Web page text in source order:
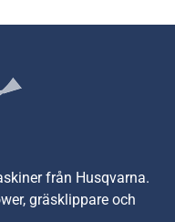
från Husqvarna.
gräsklippare och